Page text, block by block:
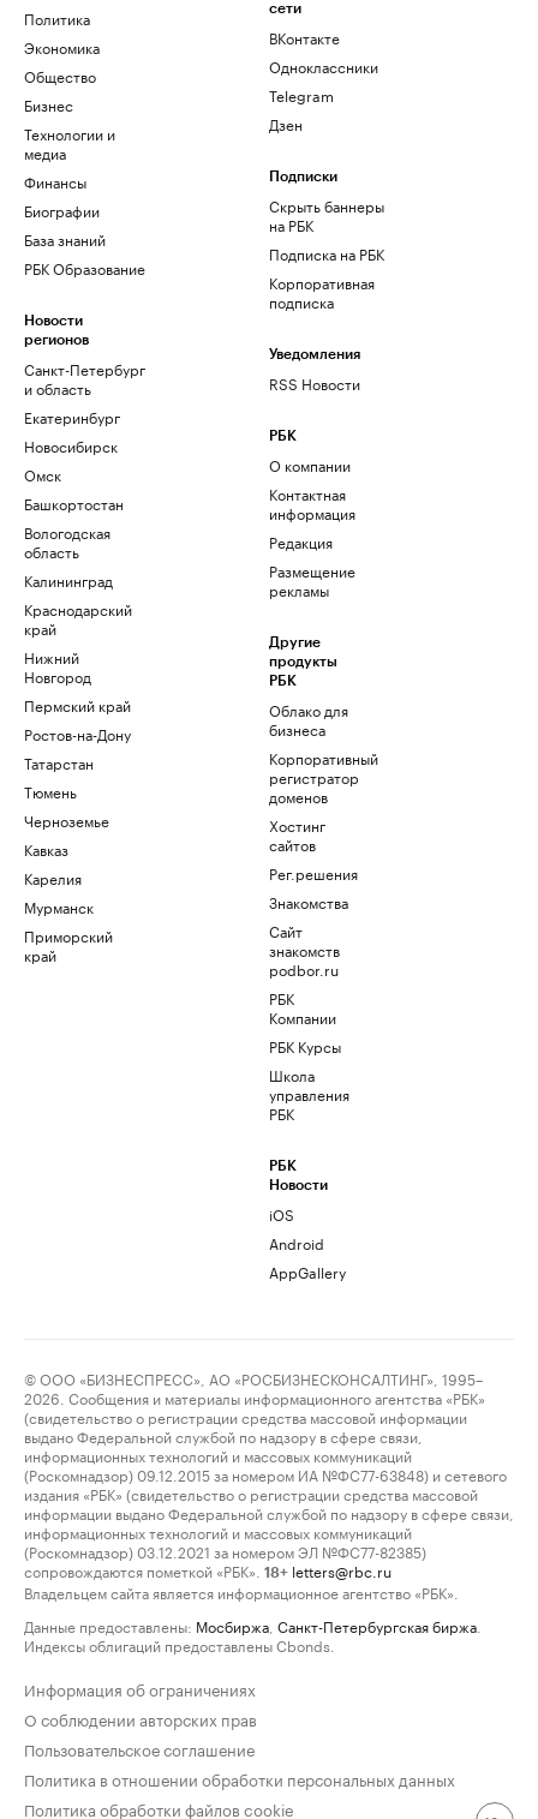
Политика
Экономика
Общество
Бизнес
Технологии и
медиа
Финансы
Биографии
База знаний
РБК Образование
Новости
регионов
Санкт-Петербург
и область
Екатеринбург
Новосибирск
Омск
Башкортостан
Вологодская
область
Калининград
Краснодарский
край
Нижний
Новгород
Пермский край
Ростов-на-Дону
Татарстан
Тюмень
Черноземье
Кавказ
Карелия
Мурманск
Приморский
край
сети
ВКонтакте
Одноклассники
Telegram
Дзен
Подписки
Скрыть баннеры
на РБК
Подписка на РБК
Корпоративная
подписка
Уведомления
RSS Новости
РБК
О компании
Контактная
информация
Редакция
Размещение
рекламы
Другие
продукты
РБК
Облако для
бизнеса
Корпоративный
регистратор
доменов
Хостинг
сайтов
Рег.решения
Знакомства
Сайт
знакомств
podbor.ru
РБК
Компании
РБК Курсы
Школа
управления
РБК
РБК
Новости
iOS
Android
AppGallery
© ООО «БИЗНЕСПРЕСС», АО «РОСБИЗНЕСКОНСАЛТИНГ», 1995–
2026. Сообщения и материалы информационного агентства «РБК»
(свидетельство о регистрации средства массовой информации
выдано Федеральной службой по надзору в сфере связи,
информационных технологий и массовых коммуникаций
(Роскомнадзор) 09.12.2015 за номером ИА №ФС77-63848) и сетевого
издания «РБК» (свидетельство о регистрации средства массовой
информации выдано Федеральной службой по надзору в сфере связи,
информационных технологий и массовых коммуникаций
(Роскомнадзор) 03.12.2021 за номером ЭЛ №ФС77-82385)
сопровождаются пометкой «РБК».
18+ letters@rbc.ru
Владельцем сайта является информационное агентство «РБК».
Данные предоставлены: Мосбиржа Санкт-Петербургская биржа
Индексы облигаций предоставлены Cbonds.
Информация об ограничениях
О соблюдении авторских прав
Пользовательское соглашение
Политика в отношении обработки персональных данных
Политика обработки файлов cookie